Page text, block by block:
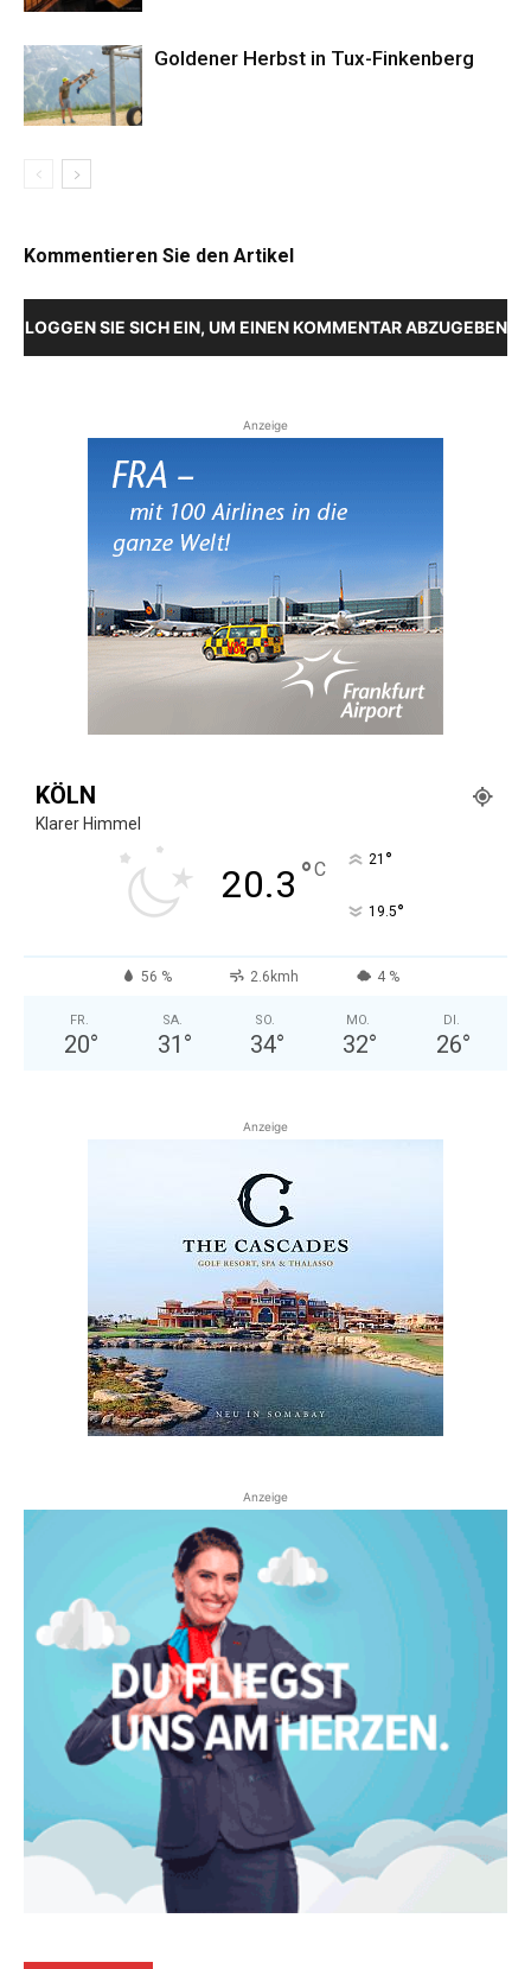
Goldener Herbst in Tux-Finkenberg
Kommentieren Sie den Artikel
LOGGEN SIE SICH EIN, UM EINEN KOMMENTAR ABZUGEBEN
Anzeige
KÖLN
Klarer Himmel
20.3 °C 21 °
19.5°
56 % 2.6kmh 4 %
FR.
20°
SA.
31 °
SO.
34°
MO.
32°
DI.
26°
Anzeige
Anzeige